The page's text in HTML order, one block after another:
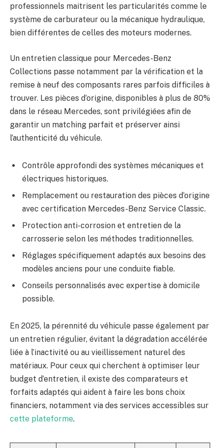
professionnels maitrisent les particularités comme le
système de carburateur ou la mécanique hydraulique,
bien différentes de celles des moteurs modernes.
Un entretien classique pour Mercedes-Benz
Collections passe notamment par la vérification et la
remise à neuf des composants rares parfois difficiles à
trouver. Les pièces d’origine, disponibles à plus de 80%
dans le réseau Mercedes, sont privilégiées afin de
garantir un matching parfait et préserver ainsi
l’authenticité du véhicule.
Contrôle approfondi des systèmes mécaniques et
électriques historiques.
Remplacement ou restauration des pièces d’origine
avec certification Mercedes-Benz Service Classic.
Protection anti-corrosion et entretien de la
carrosserie selon les méthodes traditionnelles.
Réglages spécifiquement adaptés aux besoins des
modèles anciens pour une conduite fiable.
Conseils personnalisés avec expertise à domicile
possible.
En 2025, la pérennité du véhicule passe également par
un entretien régulier, évitant la dégradation accélérée
liée à l’inactivité ou au vieillissement naturel des
matériaux. Pour ceux qui cherchent à optimiser leur
budget d’entretien, il existe des comparateurs et
forfaits adaptés qui aident à faire les bons choix
financiers, notamment via des services accessibles sur
cette plateforme.